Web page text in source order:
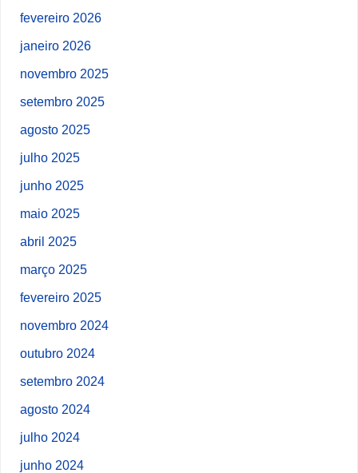
fevereiro 2026
janeiro 2026
novembro 2025
setembro 2025
agosto 2025
julho 2025
junho 2025
maio 2025
abril 2025
março 2025
fevereiro 2025
novembro 2024
outubro 2024
setembro 2024
agosto 2024
julho 2024
junho 2024